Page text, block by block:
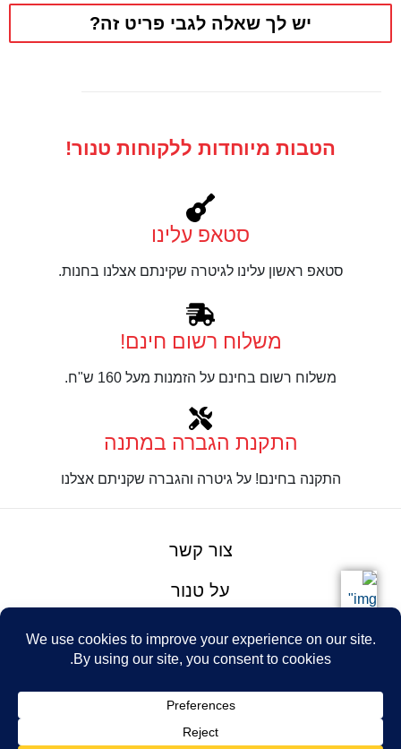
יש לך שאלה לגבי פריט זה?
הטבות מיוחדות ללקוחות טנור!
סטאפ עלינו
סטאפ ראשון עלינו לגיטרה שקינתם אצלנו בחנות.
משלוח רשום חינם!
משלוח רשום בחינם על הזמנות מעל 160 ש"ח.
התקנת הגברה במתנה
התקנה בחינם! על גיטרה והגברה שקניתם אצלנו
צור קשר
על טנור
תנאים והגבלות
© Tenor Music
Ltd
Design: Eshel
Haim